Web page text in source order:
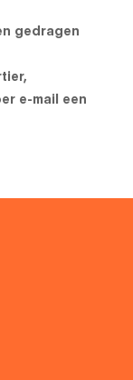
gedragen
e-mail een